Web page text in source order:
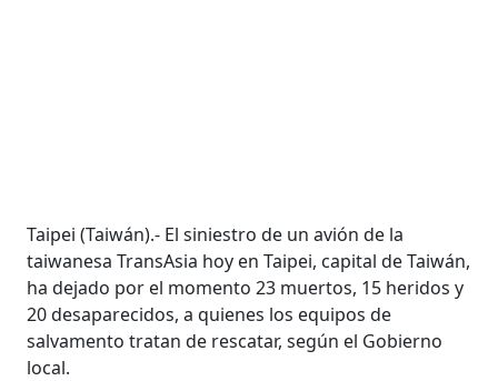
Taipei (Taiwán).- El siniestro de un avión de la
taiwanesa TransAsia hoy en Taipei, capital de Taiwán,
ha dejado por el momento 23 muertos, 15 heridos y
20 desaparecidos, a quienes los equipos de
salvamento tratan de rescatar, según el Gobierno
local.